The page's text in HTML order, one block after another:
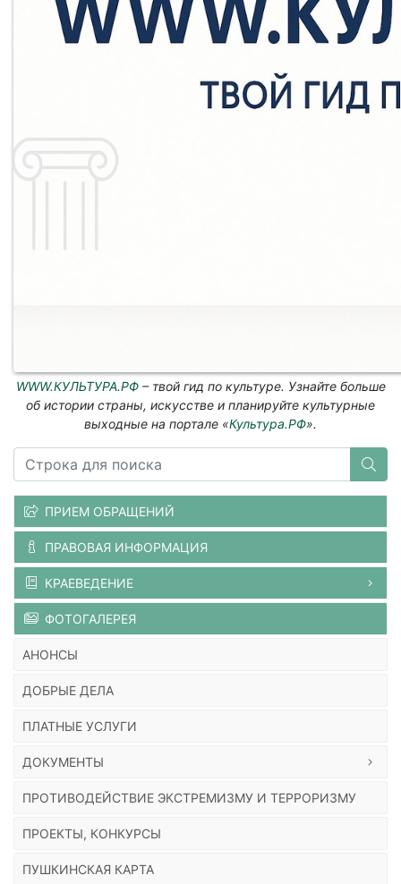
WWW.КУЛЬТУРА.РФ– твой гид по культуре. Узнайте больше
об истории страны, искусстве и планируйте культурные
выходные на портале «Культура.РФ».
ПРИЕМ ОБРАЩЕНИЙ
ПРАВОВАЯ ИНФОРМАЦИЯ
КРАЕВЕДЕНИЕ
ФОТОГАЛЕРЕЯ
АНОНСЫ
ДОБРЫЕ ДЕЛА
ПЛАТНЫЕ УСЛУГИ
ДОКУМЕНТЫ
ПРОТИВОДЕЙСТВИЕ ЭКСТРЕМИЗМУ И ТЕРРОРИЗМУ
ПРОЕКТЫ, КОНКУРСЫ
ПУШКИНСКАЯ КАРТА